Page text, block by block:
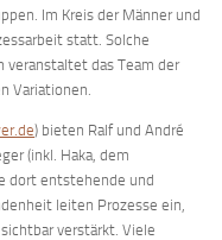
Im Kreis der Männer und
statt. Solche
veranstaltet das Team der
Variationen.
) bieten Ralf und André
(inkl. Haka, dem
dort entstehende und
leiten Prozesse ein,
verstärkt. Viele